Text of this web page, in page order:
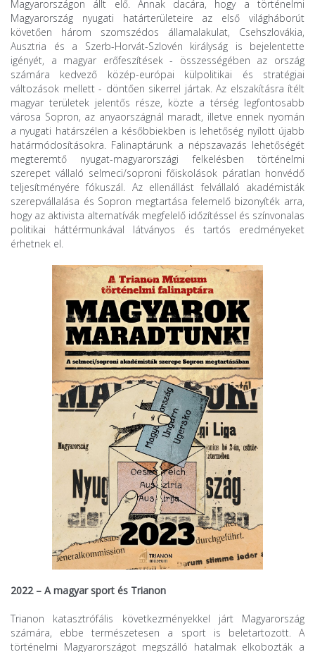
Magyarországon állt elő. Annak dacára, hogy a történelmi
Magyarország nyugati határterületeire az első világháborút
követően három szomszédos államalakulat, Csehszlovákia,
Ausztria és a Szerb-Horvát-Szlovén királyság is bejelentette
igényét, a magyar erőfeszítések - összességében az ország
számára kedvező közép-európai külpolitikai és stratégiai
változások mellett - döntően sikerrel jártak. Az elszakításra ítélt
magyar területek jelentős része, közte a térség legfontosabb
városa Sopron, az anyaországnál maradt, illetve ennek nyomán
a nyugati határszélen a későbbiekben is lehetőség nyílott újabb
határmódosításokra. Falinaptárunk a népszavazás lehetőségét
megteremtő nyugat-magyarországi felkelésben történelmi
szerepet vállaló selmeci/soproni főiskolások páratlan honvédő
teljesítményére fókuszál. Az ellenállást felvállaló akadémisták
szerepvállalása és Sopron megtartása felemelő bizonyíték arra,
hogy az aktivista alternatívák megfelelő időzítéssel és színvonalas
politikai háttérmunkával látványos és tartós eredményeket
érhetnek el.
2022 – A magyar sport és Trianon
Trianon katasztrófális következményekkel járt Magyarország
számára, ebbe természetesen a sport is beletartozott. A
történelmi Magyarországot megszálló hatalmak elkobozták a